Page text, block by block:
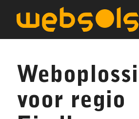
voor regio